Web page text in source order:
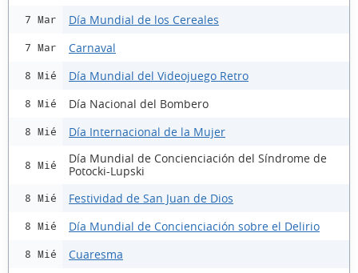
7 Mar Día Mundial de los Cereales
7 Mar Carnaval
8 Mié Día Mundial del Videojuego Retro
8 Mié Día Nacional del Bombero
8 Mié Día Internacional de la Mujer
8 Mié
Día Mundial de Concienciación del Síndrome de
Potocki-Lupski
8 Mié Festividad de San Juan de Dios
8 Mié Día Mundial de Concienciación sobre el Delirio
8 Mié Cuaresma